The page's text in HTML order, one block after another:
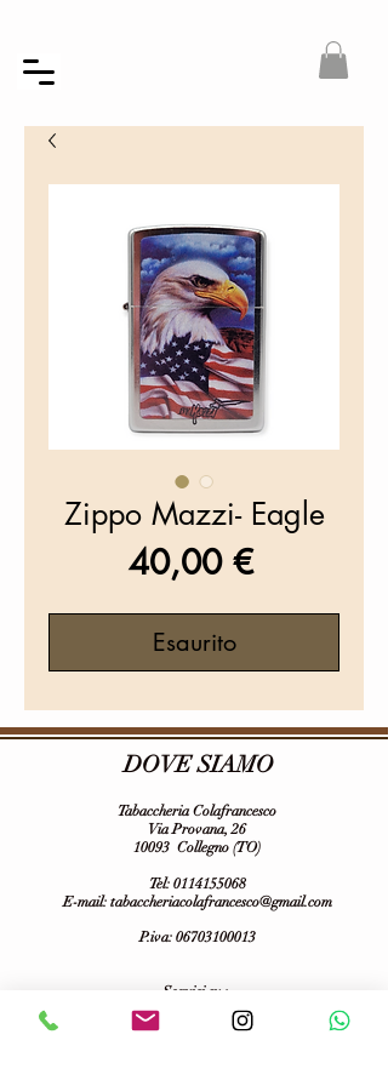
Zippo Mazzi- Eagle
40,00 €Prezzo
Esaurito
DOVE SIAMO
Tabaccheria Colafrancesco
Via Provana, 26
10093 Collegno (TO)
Tel: 0114155068
E-mail: tabaccheriacolafrancesco@gmail.com
P.iva: 06703100013
Seguici su :